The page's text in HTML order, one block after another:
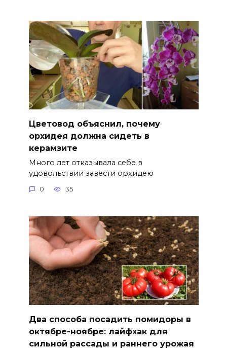
Цветовод объяснил, почему
орхидея должна сидеть в
керамзите
Много лет отказывала себе в
удовольствии завести орхидею
0 35
Два способа посадить помидоры в
октябре-ноябре: лайфхак для
сильной рассады и раннего урожая